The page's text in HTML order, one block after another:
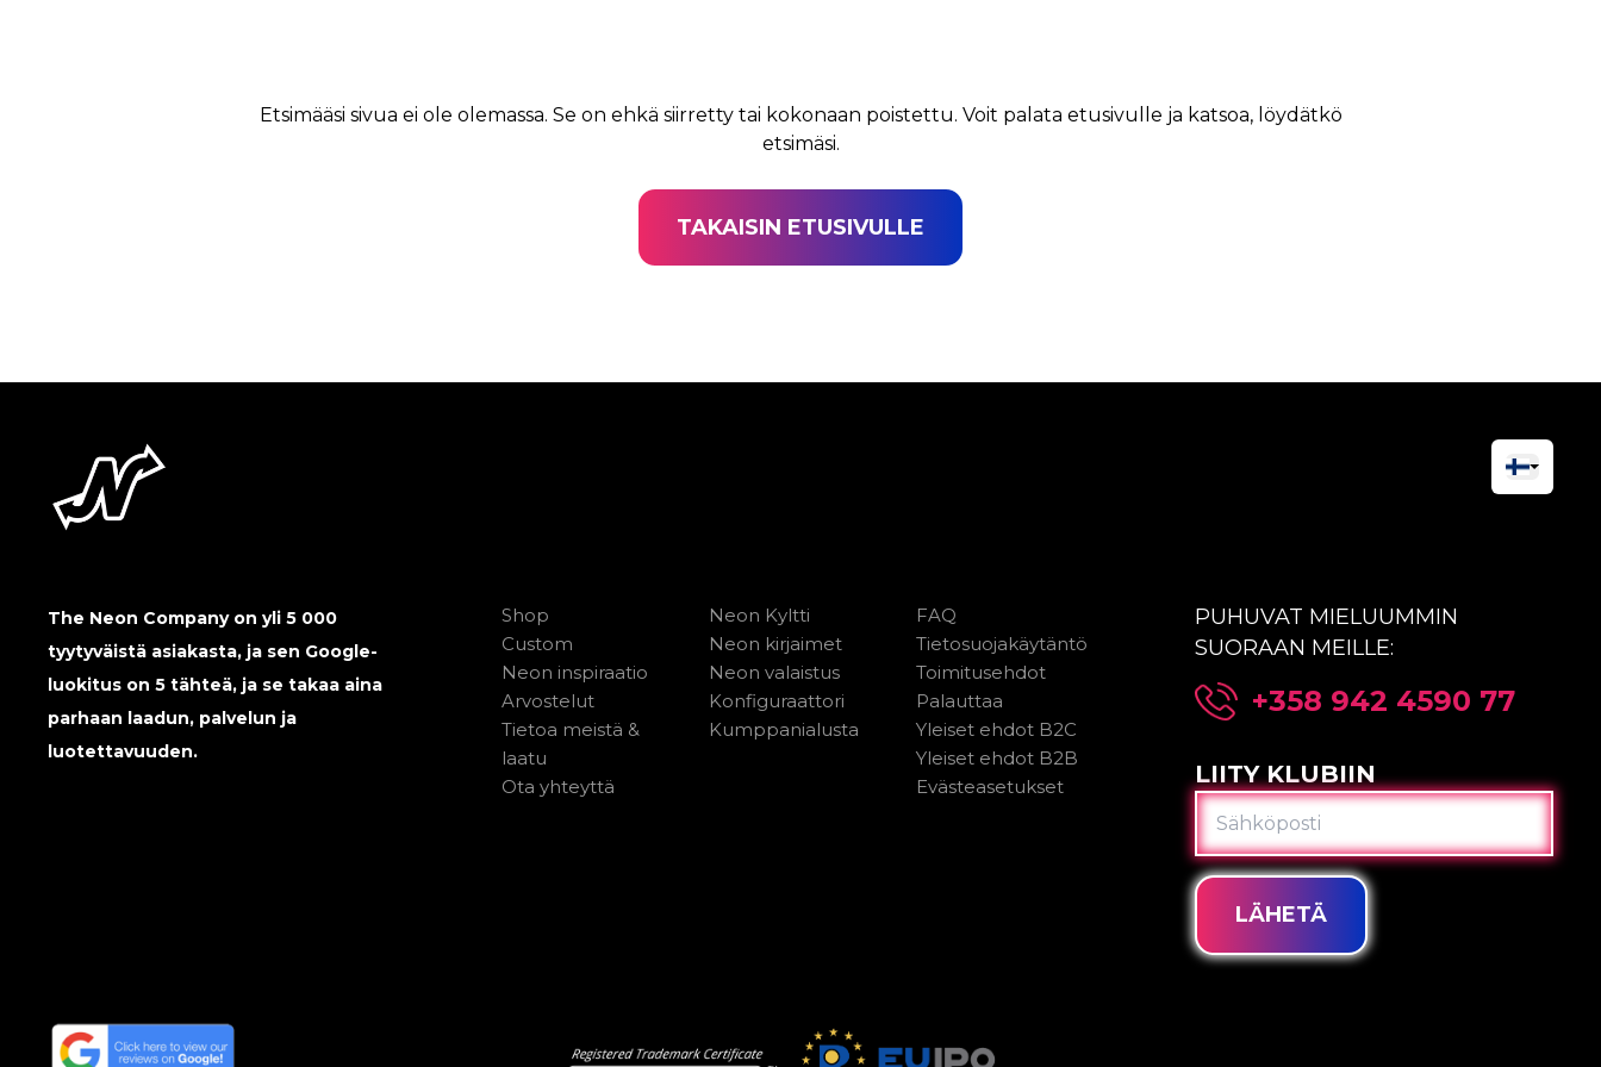
Etsimääsi sivua ei ole olemassa. Se on ehkä siirretty tai kokonaan poistettu. Voit palata etusivulle ja katsoa, löydätkö
etsimäsi.
TAKAISIN ETUSIVULLE
The Neon Company on yli 5 000
tyytyväistä asiakasta, ja sen Google-
luokitus on 5 tähteä, ja se takaa aina
parhaan laadun, palvelun ja
luotettavuuden.
Shop
Custom
Neon inspiraatio
Arvostelut
Tietoa meistä &
laatu
Ota yhteyttä
Neon Kyltti
Neon kirjaimet
Neon valaistus
Konfiguraattori
Kumppanialusta
FAQ
Tietosuojakäytäntö
Toimitusehdot
Palauttaa
Yleiset ehdot B2C
Yleiset ehdot B2B
Evästeasetukset
PUHUVAT MIELUUMMIN
SUORAAN MEILLE:
+358 942 4590 77
LIITY KLUBIIN
SÄHKÖPOSTI
LÄHETÄ